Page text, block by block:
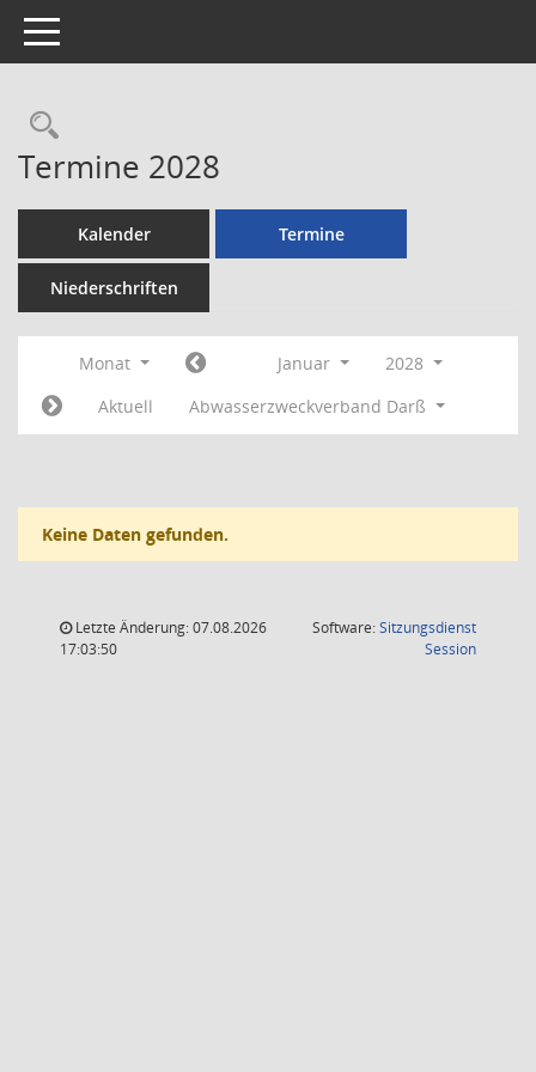
Toggle navigation
Rechercheauswahl
Termine 2028
Kalender Termine
Niederschriften
Monat Januar
2028
Aktuell
Abwasserzweckverband Darß
Keine Daten gefunden.
Letzte Änderung: 07.08.2026
17:03:50
Software:Sitzungsdienst
Session(Wird in